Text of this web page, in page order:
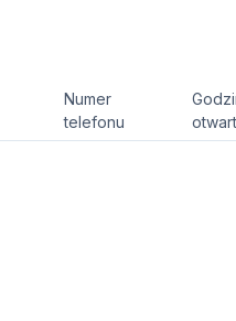
Numer
telefonu